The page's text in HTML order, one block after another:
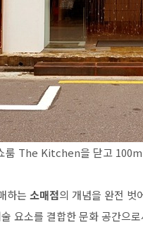
룸 The Kitchen을 닫고
하는 소매점의 개념을 완전 벗
요소를 결합한 문화 공간으